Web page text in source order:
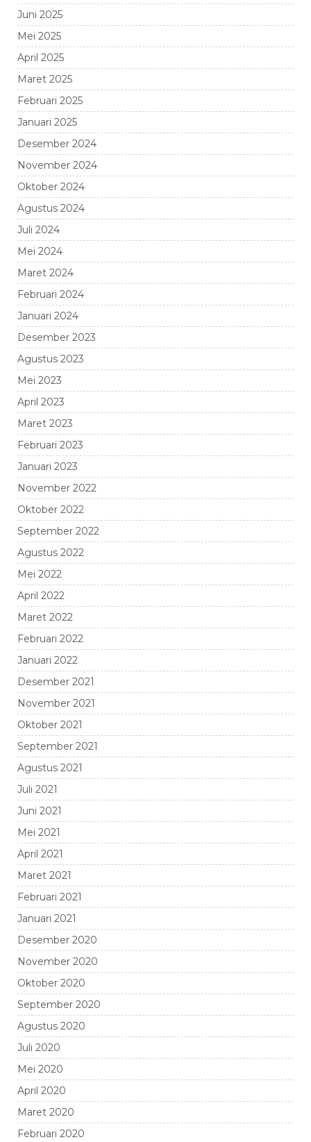
Juni 2025
Mei 2025
April 2025
Maret 2025
Februari 2025
Januari 2025
Desember 2024
November 2024
Oktober 2024
Agustus 2024
Juli 2024
Mei 2024
Maret 2024
Februari 2024
Januari 2024
Desember 2023
Agustus 2023
Mei 2023
April 2023
Maret 2023
Februari 2023
Januari 2023
November 2022
Oktober 2022
September 2022
Agustus 2022
Mei 2022
April 2022
Maret 2022
Februari 2022
Januari 2022
Desember 2021
November 2021
Oktober 2021
September 2021
Agustus 2021
Juli 2021
Juni 2021
Mei 2021
April 2021
Maret 2021
Februari 2021
Januari 2021
Desember 2020
November 2020
Oktober 2020
September 2020
Agustus 2020
Juli 2020
Mei 2020
April 2020
Maret 2020
Februari 2020